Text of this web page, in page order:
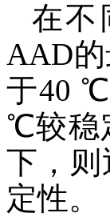
在不
AAD
于40
℃较稳
下，
定性。